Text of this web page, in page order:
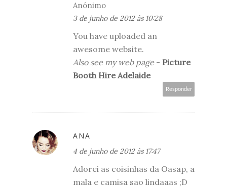
Anónimo
3 de junho de 2012 às 10:28
You have uploaded an
awesome website.
Also see my web page- Picture
Booth Hire Adelaide
Responder
ANA
4 de junho de 2012 às 17:47
Adorei as coisinhas da Oasap, a
mala e camisa sao lindaaas ;D